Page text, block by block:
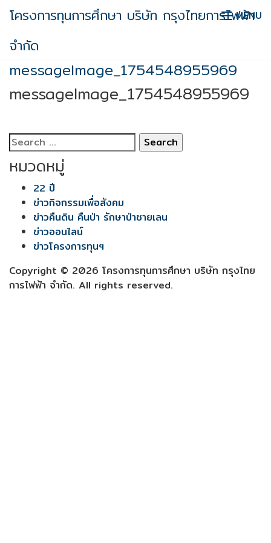
Skip
content
โครงการทุนการศึกษา บริษัท กรุงไทยการไฟฟ้า
จำกัด
MENU
messageImage_1754548955969
messageImage_1754548955969
Search
for:
หมวดหมู่
22 ปี
ข่าวกิจกรรมเพื่อสังคม
ข่าวคืนดิน คืนป่า รักษาป่าชายเลน
ข่าวออนไลน์
ข่าวโครงการทุนฯ
Copyright © 2026 โครงการทุนการศึกษา บริษัท กรุงไทย
การไฟฟ้า จำกัด. All rights reserved.